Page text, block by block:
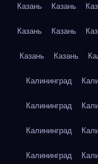
Казань Казань
Казань Казань
Казань Казань
Калининград
Калининград
Калининград
Калининград